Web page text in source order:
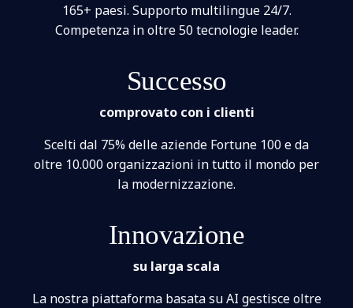
165+ paesi. Supporto multilingue 24/7.
Competenza in oltre 50 tecnologie leader.
Successo
comprovato con i clienti
Scelti dal 75% delle aziende Fortune 100 e da
oltre 10.000 organizzazioni in tutto il mondo per
la modernizzazione.
Innovazione
su larga scala
La nostra piattaforma basata su AI gestisce oltre